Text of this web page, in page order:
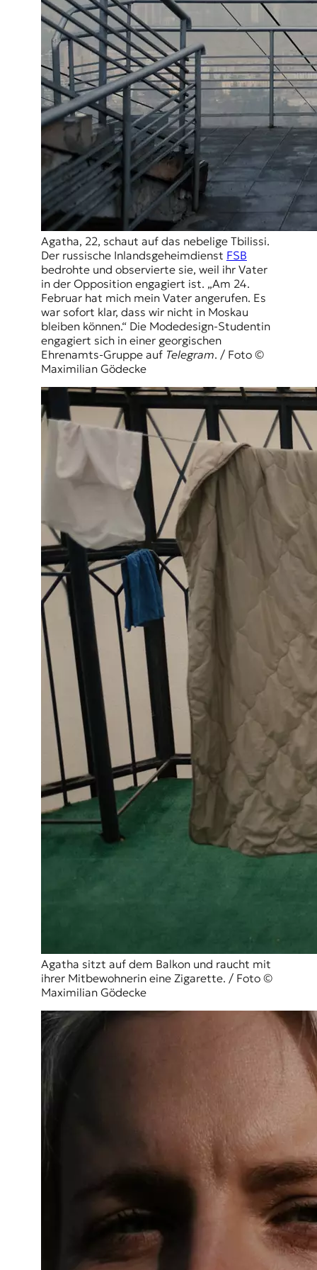
Agatha, 22, schaut auf das nebelige Tbilissi.
Der russische Inlandsgeheimdienst FSB
bedrohte und observierte sie, weil ihr Vater
in der Opposition engagiert ist. „Am 24.
Februar hat mich mein Vater angerufen. Es
war sofort klar, dass wir nicht in Moskau
bleiben können.“ Die Modedesign-Studentin
engagiert sich in einer georgischen
Ehrenamts-Gruppe auf Telegram. / Foto ©
Maximilian Gödecke
Agatha sitzt auf dem Balkon und raucht mit
ihrer Mitbewohnerin eine Zigarette. / Foto ©
Maximilian Gödecke